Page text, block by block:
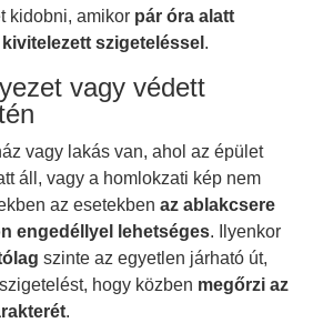
kidobni, amikor pár óra alatt
szigeteléssel .
vagy védett
vagy lakás van, ahol az épület
áll, vagy a homlokzati kép nem
az esetekbenaz ablakcsere
engedéllyel lehetséges. Ilyenkor
szinte az egyetlen járható út,
hogy közben megőrzi az
.